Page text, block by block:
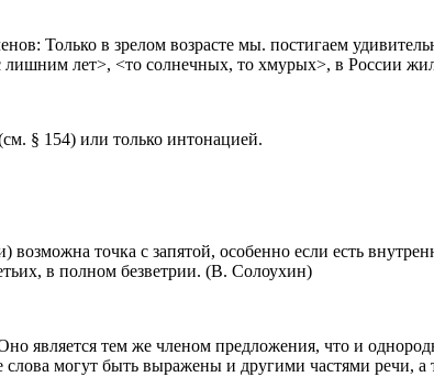
Только в зрелом возрасте мы. постигаем
лет>, <то солнечных, то хмурых>, в России
§ 154) или только интонацией.
точка с запятой, особенно если есть
в полном безветрии. (В. Солоухин)
является тем же членом предложения, что и
могут быть выражены и другими частями речи,